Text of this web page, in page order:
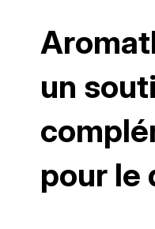
un
pour le